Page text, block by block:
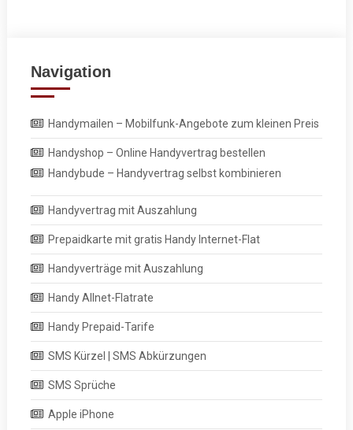
Navigation
Handymailen – Mobilfunk-Angebote zum kleinen Preis
Handyshop – Online Handyvertrag bestellen
Handybude – Handyvertrag selbst kombinieren
Handyvertrag mit Auszahlung
Prepaidkarte mit gratis Handy Internet-Flat
Handyverträge mit Auszahlung
Handy Allnet-Flatrate
Handy Prepaid-Tarife
SMS Kürzel | SMS Abkürzungen
SMS Sprüche
Apple iPhone